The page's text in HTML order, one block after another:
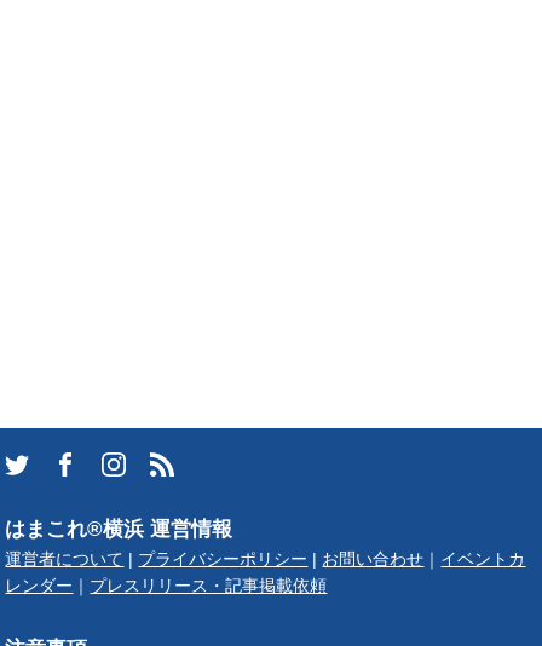
はまこれ®横浜 運営情報
運営者について プライバシーポリシー お問い合わせ
イベントカ
レンダー
プレスリリース・記事掲載依頼